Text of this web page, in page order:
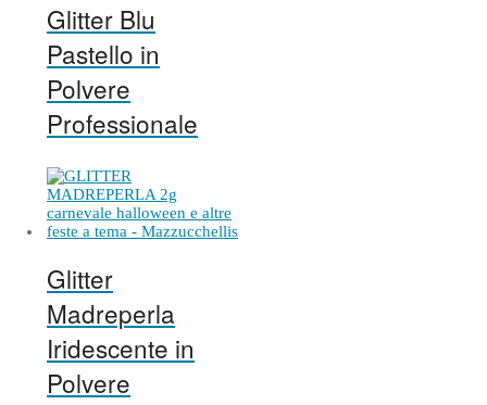
Glitter Blu
Pastello in
Polvere
Professionale
Glitter
Madreperla
Iridescente in
Polvere